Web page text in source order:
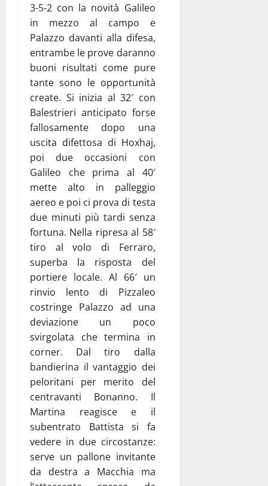
3-5-2 con la novità Galileo
in mezzo al campo e
Palazzo davanti alla difesa,
entrambe le prove daranno
buoni risultati come pure
tante sono le opportunità
create. Si inizia al 32′ con
Balestrieri anticipato forse
fallosamente dopo una
uscita difettosa di Hoxhaj,
poi due occasioni con
Galileo che prima al 40′
mette alto in palleggio
aereo e poi ci prova di testa
due minuti più tardi senza
fortuna. Nella ripresa al 58′
tiro al volo di Ferraro,
superba la risposta del
portiere locale. Al 66′ un
rinvio lento di Pizzaleo
costringe Palazzo ad una
deviazione un poco
svirgolata che termina in
corner. Dal tiro dalla
bandierina il vantaggio dei
peloritani per merito del
centravanti Bonanno. Il
Martina reagisce e il
subentrato Battista si fa
vedere in due circostanze:
serve un pallone invitante
da destra a Macchia ma